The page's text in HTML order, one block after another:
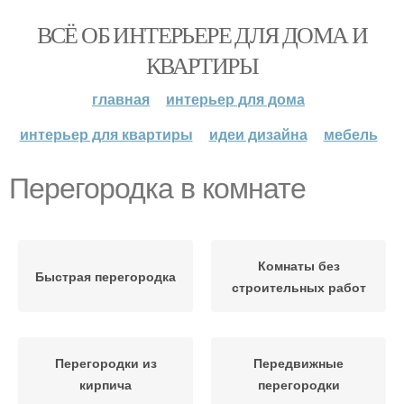
ВСЁ ОБ ИНТЕРЬЕРЕ ДЛЯ ДОМА И
КВАРТИРЫ
главная
интерьер для дома
интерьер для квартиры
идеи дизайна мебель
Перегородка в комнате
Быстрая перегородка
Комнаты без
строительных работ
Перегородки из
кирпича
Передвижные
перегородки